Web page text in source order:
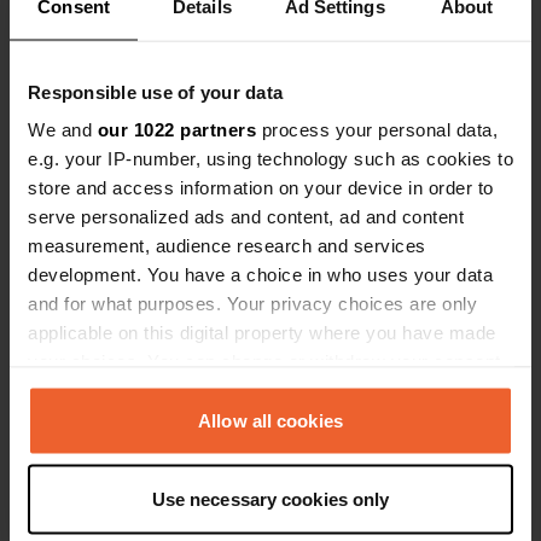
Consent Details Ad Settings About
Responsible use of your data
We and our 1022 partners process your personal data,
e.g. your IP-number, using technology such as cookies to
store and access information on your device in order to
serve personalized ads and content, ad and content
measurement, audience research and services
development. You have a choice in who uses your data
and for what purposes. Your privacy choices are only
applicable on this digital property where you have made
any time from the Cookie Declaration or by clicking on
the Privacy trigger icon.
Collect information about your geographical location
Allow all cookies
Use necessary cookies only
ongeveer twintig campers.
Contact
Locatie
Chemin de la Catonnière
Kopiëren
Kopiëren
43.44899 3.64641